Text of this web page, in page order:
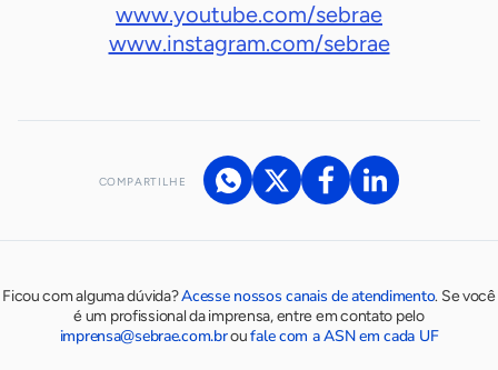
www.youtube.com/sebrae
www.instagram.com/sebrae
COMPARTILHE
Ficou com alguma dúvida?Acesse nossos canais de atendimento. Se você
é um profissional da imprensa, entre em contato pelo
imprensa@sebrae.com.broufale com a ASN em cada UF